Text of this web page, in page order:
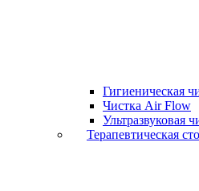
Гигиеническая
Чистка Air Flow
Ультразвуковая
Терапевтическая